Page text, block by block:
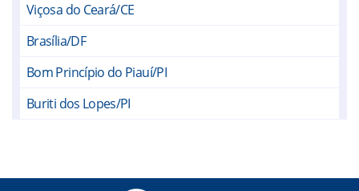
Viçosa do Ceará/CE
Brasília/DF
Bom Princípio do Piauí/PI
Buriti dos Lopes/PI